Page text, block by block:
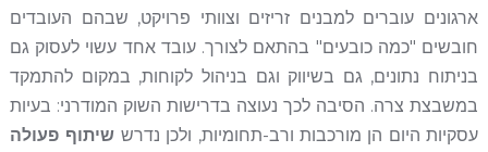
ארגונים עוברים למבנים זריזים וצוותי פרויקט, שבהם העובדים
חובשים "כמה כובעים" בהתאם לצורך. עובד אחד עשוי לעסוק גם
בניתוח נתונים, גם בשיווק וגם בניהול לקוחות, במקום להתמקד
במשבצת צרה. הסיבה לכך נעוצה בדרישות השוק המודרני: בעיות
עסקיות היום הן מורכבות ורב-תחומיות, ולכן נדרש שיתוף פעולה